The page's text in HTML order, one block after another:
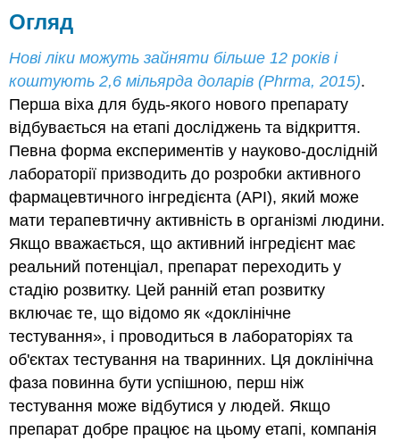
Огляд
Нові ліки можуть зайняти більше 12 років і
коштують 2,6 мільярда доларів (Phrma, 2015).
Перша віха для будь-якого нового препарату
відбувається на етапі досліджень та відкриття.
Певна форма експериментів у науково-дослідній
лабораторії призводить до розробки активного
фармацевтичного інгредієнта (API), який може
мати терапевтичну активність в організмі людини.
Якщо вважається, що активний інгредієнт має
реальний потенціал, препарат переходить у
стадію розвитку. Цей ранній етап розвитку
включає те, що відомо як «доклінічне
тестування», і проводиться в лабораторіях та
об'єктах тестування на тваринних. Ця доклінічна
фаза повинна бути успішною, перш ніж
тестування може відбутися у людей. Якщо
препарат добре працює на цьому етапі, компанія